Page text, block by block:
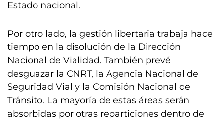
Estado nacional.
Por otro lado, la gestión libertaria trabaja hace
tiempo en la disolución de la Dirección
Nacional de Vialidad. También prevé
desguazar la CNRT, la Agencia Nacional de
Seguridad Vial y la Comisión Nacional de
Tránsito. La mayoría de estas áreas serán
absorbidas por otras reparticiones dentro de